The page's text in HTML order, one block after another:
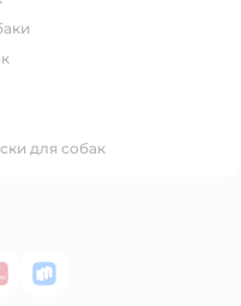
для собак
PlayRuStore